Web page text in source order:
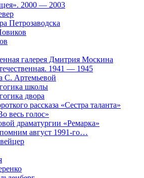
2000 — 2003
Петрозаводска
галерея Дмитрия Москина
1941 — 1945
С. Артемьевой
школы
двора
рассказа «Сестра таланта»
весь голос»
драматургии «Ремарка»
август 1991-го…